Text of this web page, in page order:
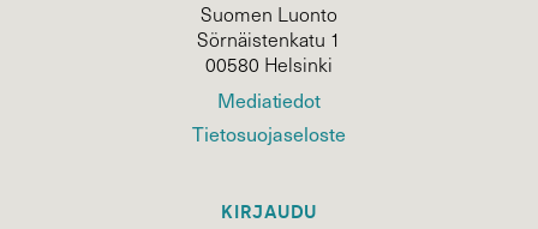
Suomen Luonto
Sörnäistenkatu 1
00580 Helsinki
Mediatiedot
Tietosuojaseloste
KIRJAUDU